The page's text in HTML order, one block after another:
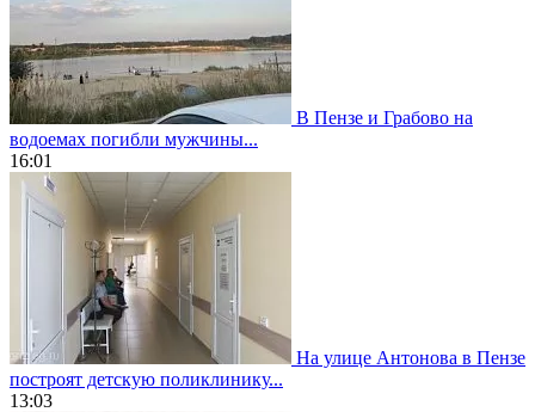
В Пензе и Грабово на
водоемах погибли мужчины...
16:01
На улице Антонова в Пензе
построят детскую поликлинику...
13:03